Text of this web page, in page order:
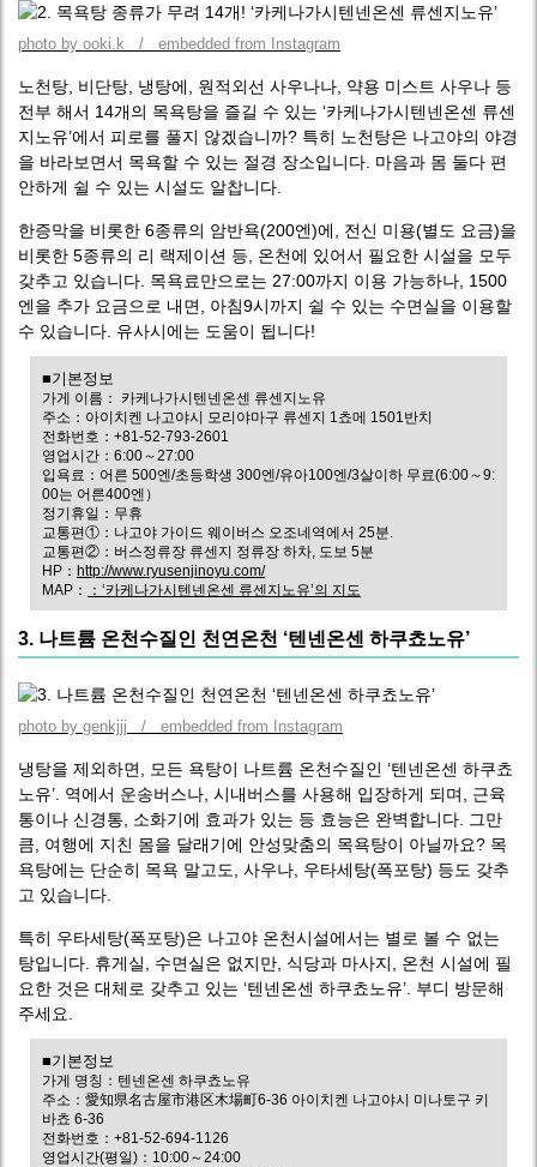
photo by ooki.k / embedded from Instagram
노천탕, 비단탕, 냉탕에, 원적외선 사우나나, 약용 미스트 사우나 등
전부 해서 14개의 목욕탕을 즐길 수 있는 ‘카케나가시텐넨온센 류센
지노유’에서 피로를 풀지 않겠습니까? 특히 노천탕은 나고야의 야경
을 바라보면서 목욕할 수 있는 절경 장소입니다. 마음과 몸 둘다 편
안하게 쉴 수 있는 시설도 알찹니다.
한증막을 비롯한 6종류의 암반욕(200엔)에, 전신 미용(별도 요금)을
비롯한 5종류의 리 랙제이션 등, 온천에 있어서 필요한 시설을 모두
갖추고 있습니다. 목욕료만으로는 27:00까지 이용 가능하나, 1500
엔을 추가 요금으로 내면, 아침9시까지 쉴 수 있는 수면실을 이용할
수 있습니다. 유사시에는 도움이 됩니다!
■기본정보
가게 이름： 카케나가시텐넨온센 류센지노유
주소：아이치켄 나고야시 모리야마구 류센지 1쵸메 1501반치
전화번호：+81-52-793-2601
영업시간：6:00～27:00
입욕료：어른 500엔/초등학생 300엔/유아100엔/3살이하 무료(6:00～9:
00는 어른400엔）
정기휴일：무휴
교통편①：나고야 가이드 웨이버스 오조네역에서 25분.
교통편②：버스정류장 류센지 정류장 하차, 도보 5분
HP： http://www.ryusenjinoyu.com/
MAP：
：‘카케나가시텐넨온센 류센지노유’의 지도
3. 나트륨 온천수질인 천연온천 ‘텐넨온센 하쿠쵸노유’
photo by genkjjj / embedded from Instagram
냉탕을 제외하면, 모든 욕탕이 나트륨 온천수질인 ‘텐넨온센 하쿠쵸
노유’. 역에서 운송버스나, 시내버스를 사용해 입장하게 되며, 근육
통이나 신경통, 소화기에 효과가 있는 등 효능은 완벽합니다. 그만
큼, 여행에 지친 몸을 달래기에 안성맞춤의 목욕탕이 아닐까요? 목
욕탕에는 단순히 목욕 말고도, 사우나, 우타세탕(폭포탕) 등도 갖추
고 있습니다.
특히 우타세탕(폭포탕)은 나고야 온천시설에서는 별로 볼 수 없는
탕입니다. 휴게실, 수면실은 없지만, 식당과 마사지, 온천 시설에 필
요한 것은 대체로 갖추고 있는 ‘텐넨온센 하쿠쵸노유’. 부디 방문해
주세요.
■기본정보
가게 명칭：텐넨온센 하쿠쵸노유
주소：愛知県名古屋市港区木場町6-36 아이치켄 나고야시 미나토구 키
바쵸 6-36
전화번호：+81-52-694-1126
영업시간(평일)：10:00～24:00